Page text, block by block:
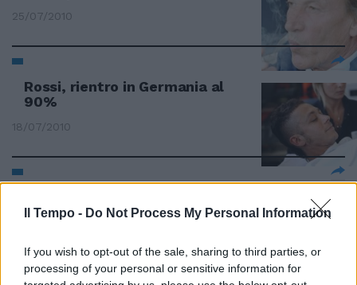
Il Tempo - Do Not Process My Personal Information
If you wish to opt-out of the sale, sharing to third parties, or
processing of your personal or sensitive information for
25/07/2010
Rossi, rientro in Germania al
90%
18/07/2010
Misano